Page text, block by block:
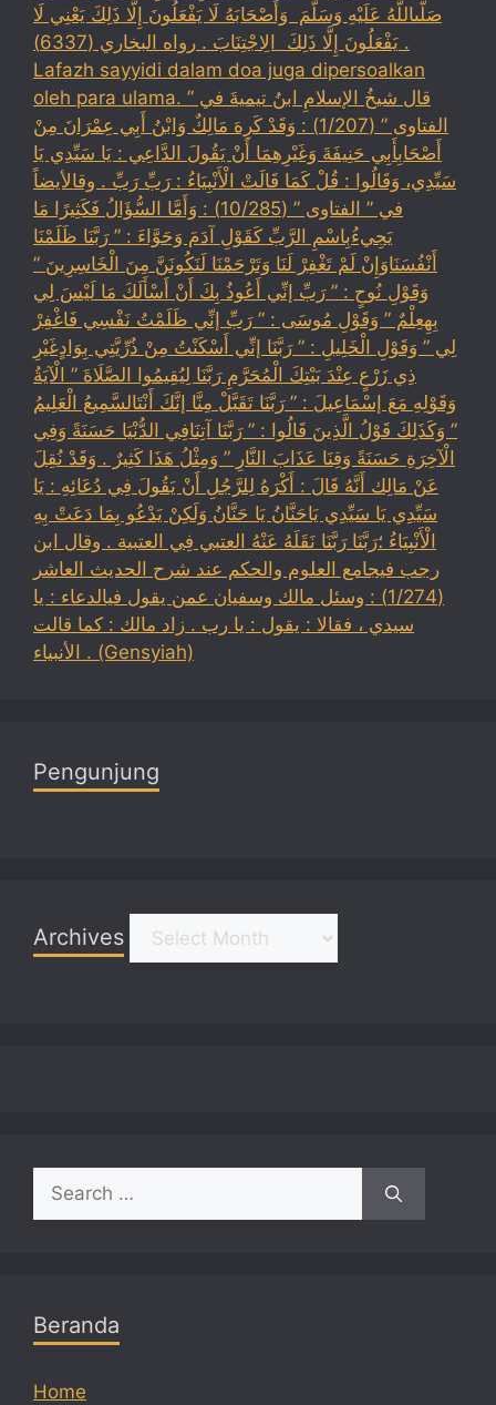
‏صَلَّىاللَّهُ عَلَيْهِ وَسَلَّمَ ‏ ‏وَأَصْحَابَهُ لَا يَفْعَلُونَ إِلَّا ذَلِكَ ‏‏يَعْنِي لَا
يَفْعَلُونَ إِلَّا ذَلِكَ ‏ ‏الِاجْتِنَابَ . رواه البخاري (6337) .
Lafazh sayyidi dalam doa juga dipersoalkan
oleh para ulama. قال شيخُ الإسلامِ ابنُ تيميةَ في ”
الفتاوى ” (1/207) : وَقَدْ كَرِهَ مَالِكٌ وَابْنُ أَبِي عِمْرَانَ مِنْ
أَصْحَابِأَبِي حَنِيفَةَ وَغَيْرِهِمَا أَنْ يَقُولَ الدَّاعِي : يَا سَيِّدِي يَا
سَيِّدِي، وَقَالُوا : قُلْ كَمَا قَالَتْ الْأَنْبِيَاءُ : رَبِّ رَبِّ . وقالأيضاً
في ” الفتاوى ” (10/285) : وَأَمَّا السُّؤَالُ فَكَثِيرًا مَا
يَجِيءُبِاسْمِ الرَّبِّ كَقَوْلِ آدَمَ وَحَوَّاءَ : ” رَبَّنَا ظَلَمْنَا
أَنْفُسَنَاوَإِنْ لَمْ تَغْفِرْ لَنَا وَتَرْحَمْنَا لَنَكُونَنَّ مِنَ الْخَاسِرِينَ ”
وَقَوْلِ نُوحٍ : ” رَبِّ إنِّي أَعُوذُ بِكَ أَنْ أَسْأَلَكَ مَا لَيْسَ لِي
بِهِعِلْمٌ ” وَقَوْلِ مُوسَى : ” رَبِّ إنِّي ظَلَمْتُ نَفْسِي فَاغْفِرْ
لِي ” وَقَوْلِ الْخَلِيلِ : ” رَبَّنَا إنِّي أَسْكَنْتُ مِنْ ذُرِّيَّتِي بِوَادٍغَيْرِ
ذِي زَرْعٍ عِنْدَ بَيْتِكَ الْمُحَرَّمِ رَبَّنَا لِيُقِيمُوا الصَّلَاةَ ” الْآيَةُ
وَقَوْلِهِ مَعَ إسْمَاعِيلَ : ” رَبَّنَا تَقَبَّلْ مِنَّا إنَّكَ أَنْتَالسَّمِيعُ الْعَلِيمُ
” وَكَذَلِكَ قَوْلُ الَّذِينَ قَالُوا : ” رَبَّنَا آتِنَافِي الدُّنْيَا حَسَنَةً وَفِي
الْآخِرَةِ حَسَنَةً وَقِنَا عَذَابَ النَّارِ ” وَمِثْلُ هَذَا كَثِيرٌ . وَقَدْ نُقِلَ
عَنْ مَالِك أَنَّهُ قَالَ : أَكْرَهُ لِلرَّجُلِ أَنْ يَقُولَ فِي دُعَائِهِ : يَا
سَيِّدِي يَا سَيِّدِي يَاحَنَّانُ يَا حَنَّانُ وَلَكِنْ يَدْعُو بِمَا دَعَتْ بِهِ
الْأَنْبِيَاءُ ؛رَبَّنَا رَبَّنَا نَقَلَهُ عَنْهُ العتبي فِي العتبية . وقال ابن
رجب فيجامع العلوم والحكم عند شرح الحديث العاشر
(1/274) : وسئل مالك وسفيان عمن يقول فيالدعاء : يا
سيدي ، فقالا : يقول : يا رب . زاد مالك : كما قالت
الأنبياء . (Gensyiah)
Pengunjung
Archives Archives
Search
for:
Beranda
Home